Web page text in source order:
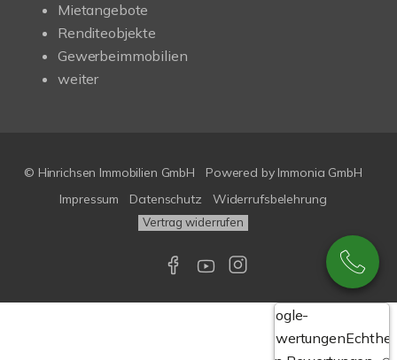
Mietangebote
Renditeobjekte
Gewerbeimmobilien
weiter
© Hinrichsen Immobilien GmbH Powered by Immonia GmbH
Impressum
Datenschutz Widerrufsbelehrung
Vertrag widerrufen
Google-
Bewertungen